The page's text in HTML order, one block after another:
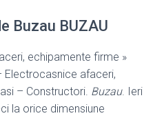
Buzau BUZAU
echipamente firme »
afaceri,
– Constructori. Buzau. Ieri
la orice dimensiune